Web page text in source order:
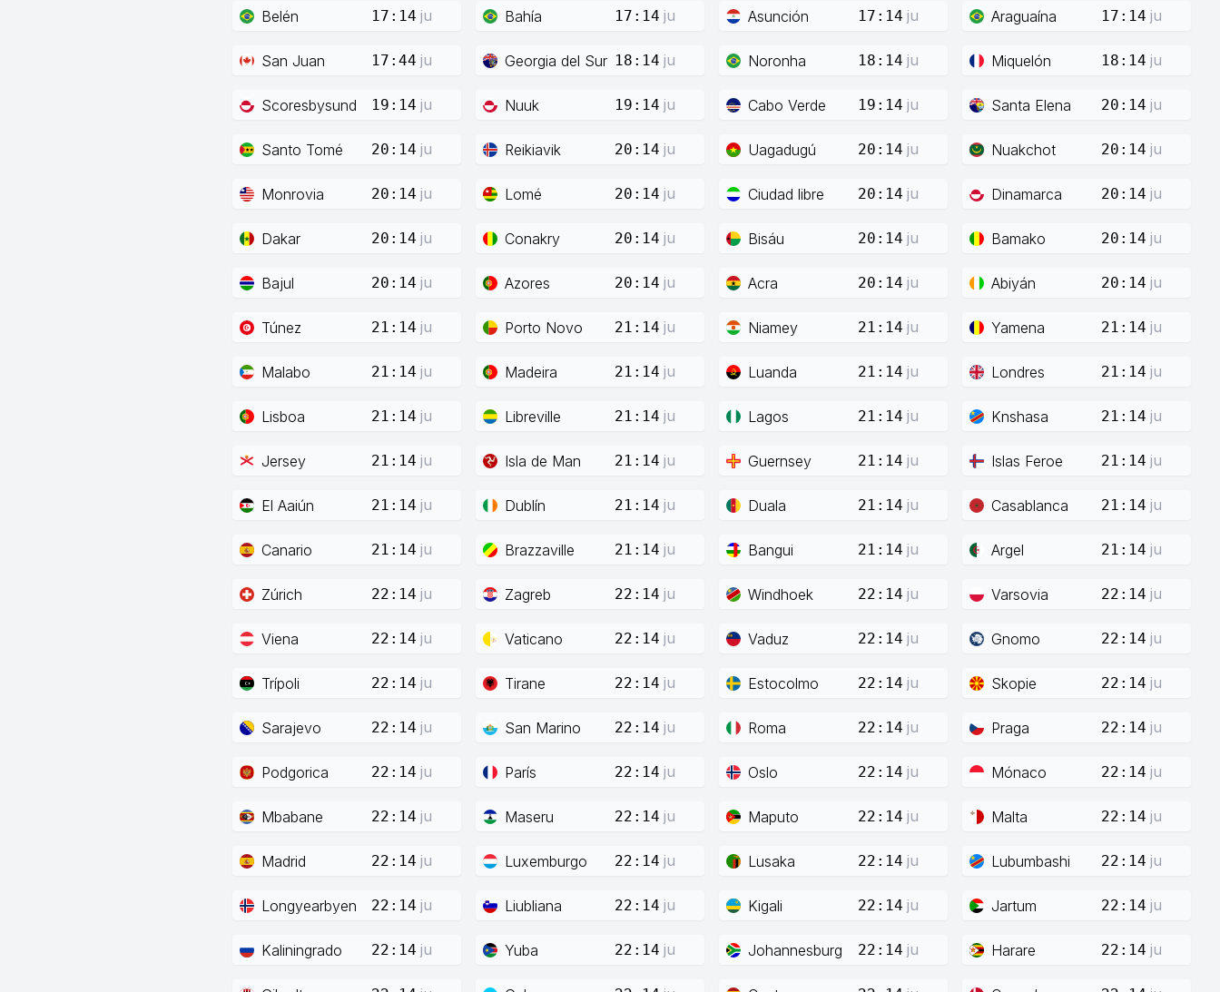
Belén 17:14 ju Bahía 17:14 ju Asunción 17:14 ju Araguaína 17:14 ju
San Juan 17:44 ju Georgia del Sur 18:14 ju Noronha 18:14 ju Miquelón 18:14 ju
Scoresbysund 19:14 ju Nuuk 19:14 ju Cabo Verde 19:14 ju Santa Elena 20:14 ju
Santo Tomé 20:14 ju Reikiavik 20:14 ju Uagadugú 20:14 ju Nuakchot 20:14 ju
Monrovia 20:14 ju Lomé 20:14 ju Ciudad libre 20:14 ju Dinamarca 20:14 ju
Dakar 20:14 ju Conakry 20:14 ju Bisáu 20:14 ju Bamako 20:14 ju
Bajul 20:14 ju Azores 20:14 ju Acra 20:14 ju Abiyán 20:14 ju
Túnez 21:14 ju Porto Novo 21:14 ju Niamey 21:14 ju Yamena 21:14 ju
Malabo 21:14 ju Madeira 21:14 ju Luanda 21:14 ju Londres 21:14 ju
Lisboa 21:14 ju Libreville 21:14 ju Lagos 21:14 ju Knshasa 21:14 ju
Jersey 21:14 ju Isla de Man 21:14 ju Guernsey 21:14 ju Islas Feroe 21:14 ju
El Aaiún 21:14 ju Dublín 21:14 ju Duala 21:14 ju Casablanca 21:14 ju
Canario 21:14 ju Brazzaville 21:14 ju Bangui 21:14 ju Argel 21:14 ju
Zúrich 22:14 ju Zagreb 22:14 ju Windhoek 22:14 ju Varsovia 22:14 ju
Viena 22:14 ju Vaticano 22:14 ju Vaduz 22:14 ju Gnomo 22:14 ju
Trípoli 22:14 ju Tirane 22:14 ju Estocolmo 22:14 ju Skopie 22:14 ju
Sarajevo 22:14 ju San Marino 22:14 ju Roma 22:14 ju Praga 22:14 ju
Podgorica 22:14 ju París 22:14 ju Oslo 22:14 ju Mónaco 22:14 ju
Mbabane 22:14 ju Maseru 22:14 ju Maputo 22:14 ju Malta 22:14 ju
Madrid 22:14 ju Luxemburgo 22:14 ju Lusaka 22:14 ju Lubumbashi 22:14 ju
Longyearbyen 22:14 ju Liubliana 22:14 ju Kigali 22:14 ju Jartum 22:14 ju
Kaliningrado 22:14 ju Yuba 22:14 ju Johannesburg 22:14 ju Harare 22:14 ju